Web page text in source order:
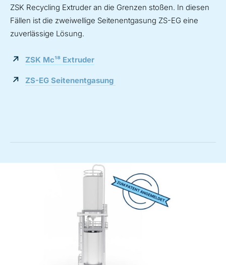
ZSK Recycling Extruder an die Grenzen stoßen. In diesen
Fällen ist die zweiwellige Seitenentgasung ZS-EG eine
zuverlässige Lösung.
ZSK Mc¹⁸ Extruder
ZS-EG Seitenentgasung